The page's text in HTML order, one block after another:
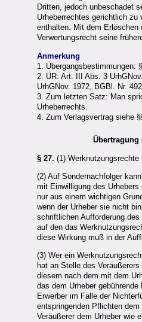
Dritten, jedoch unbeschadet
Urheberrechtes gerichtlich
enthalten. Mit dem Erlöschen
Verwertungsrecht seine
Anmerkung
1. Übergangsbestimmungen:
2. ÜR: Art. III Abs. 3
UrhGNov. 1972, BGBl. Nr.
3. Zum letzten Satz: Man
Urheberrechts.
4. Zum Verlagsvertrag siehe
Übertragung
§ 27. (1) Werknutzungsrechte
(2) Auf Sondernachfolger
mit Einwilligung des
nur aus einem wichtigen
wenn der Urheber sie nicht
schriftlichen Aufforderung
auf den das
diese Wirkung muß in der
(3) Wer ein
hat an Stelle des
diesem nach dem mit dem
das dem Urheber
Erwerber im Falle der
entspringenden Pflichten
Veräußerer dem Urheber wie